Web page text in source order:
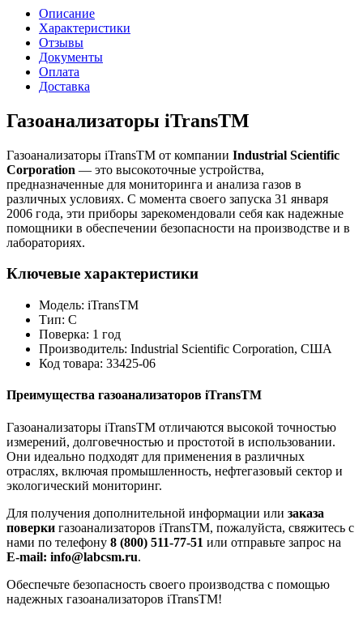
Описание
Характеристики
Отзывы
Документы
Оплата
Доставка
Газоанализаторы iTransTM
Газоанализаторы iTransTM от компании Industrial Scientific
Corporation — это высокоточные устройства,
предназначенные для мониторинга и анализа газов в
различных условиях. С момента своего запуска 31 января
2006 года, эти приборы зарекомендовали себя как надежные
помощники в обеспечении безопасности на производстве и в
лабораториях.
Ключевые характеристики
Модель: iTransTM
Тип: С
Поверка: 1 год
Производитель: Industrial Scientific Corporation, США
Код товара: 33425-06
Преимущества газоанализаторов iTransTM
Газоанализаторы iTransTM отличаются высокой точностью
измерений, долговечностью и простотой в использовании.
Они идеально подходят для применения в различных
отраслях, включая промышленность, нефтегазовый сектор и
экологический мониторинг.
Для получения дополнительной информации или заказа
поверки газоанализаторов iTransTM, пожалуйста, свяжитесь с
нами по телефону 8 (800) 511-77-51 или отправьте запрос на
E-mail: info@labcsm.ru.
Обеспечьте безопасность своего производства с помощью
надежных газоанализаторов iTransTM!